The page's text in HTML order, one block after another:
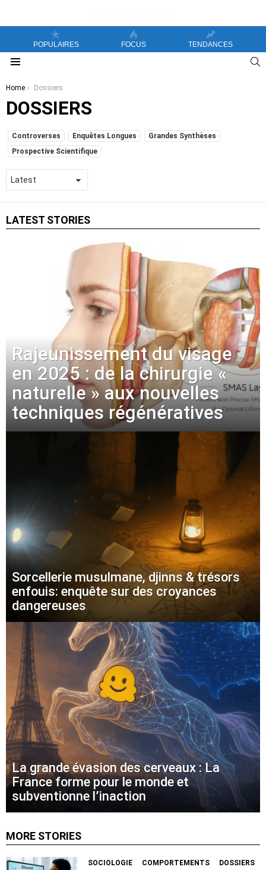
POPULAIRES FOCUS TENDANCES
You are here:
Home Dossiers
DOSSIERS
SUBTERMS
Controverses Enquêtes Longues
Grandes Synthèses
Prospective Scientifique
LATEST STORIES
Rajeunissement du visage
en 2025 : de la chirurgie «
naturelle » aux nouvelles
techniques régénératives
Sorcellerie musulmane, djinns & trésors
enfouis: enquête sur des croyances
dangereuses
La grande évasion des cerveaux : La
France forme pour le monde et
subventionne l’inaction
MORE STORIES
SOCIOLOGIE COMPORTEMENTS
DOSSIERS